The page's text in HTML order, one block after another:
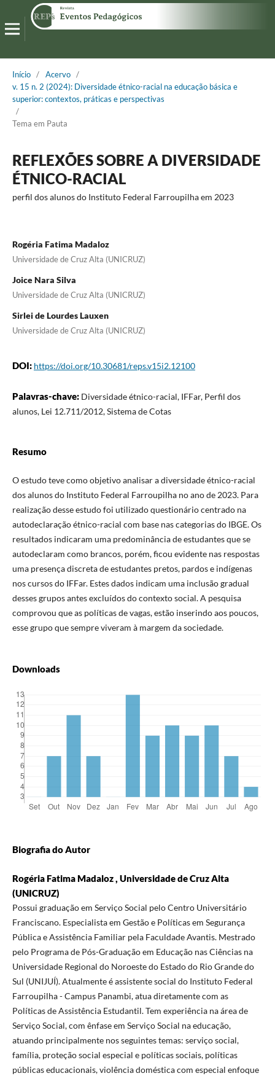
Início / Acervo /
v. 15 n. 2 (2024): Diversidade étnico-racial na educação básica e
superior: contextos, práticas e perspectivas
/
Tema em Pauta
REFLEXÕES SOBRE A DIVERSIDADE
ÉTNICO-RACIAL
perfil dos alunos do Instituto Federal Farroupilha em 2023
Rogéria Fatima Madaloz
Universidade de Cruz Alta (UNICRUZ)
Joice Nara Silva
Universidade de Cruz Alta (UNICRUZ)
Sirlei de Lourdes Lauxen
Universidade de Cruz Alta (UNICRUZ)
DOI: https://doi.org/10.30681/reps.v15i2.12100
Palavras-chave: Diversidade étnico-racial, IFFar, Perfil dos
alunos, Lei 12.711/2012, Sistema de Cotas
Resumo
O estudo teve como objetivo analisar a diversidade étnico-racial
dos alunos do Instituto Federal Farroupilha no ano de 2023. Para
realização desse estudo foi utilizado questionário centrado na
autodeclaração étnico-racial com base nas categorias do IBGE. Os
resultados indicaram uma predominância de estudantes que se
autodeclaram como brancos, porém, ficou evidente nas respostas
uma presença discreta de estudantes pretos, pardos e indígenas
nos cursos do IFFar. Estes dados indicam uma inclusão gradual
desses grupos antes excluídos do contexto social. A pesquisa
comprovou que as políticas de vagas, estão inserindo aos poucos,
esse grupo que sempre viveram à margem da sociedade.
Downloads
Biografia do Autor
Rogéria Fatima Madaloz , Universidade de Cruz Alta
(UNICRUZ)
Possui graduação em Serviço Social pelo Centro Universitário
Franciscano. Especialista em Gestão e Políticas em Segurança
Pública e Assistência Familiar pela Faculdade Avantis. Mestrado
pelo Programa de Pós-Graduação em Educação nas Ciências na
Universidade Regional do Noroeste do Estado do Rio Grande do
Sul (UNIJUÍ). Atualmente é assistente social do Instituto Federal
Farroupilha - Campus Panambi, atua diretamente com as
Políticas de Assistência Estudantil. Tem experiência na área de
Serviço Social, com ênfase em Serviço Social na educação,
atuando principalmente nos seguintes temas: serviço social,
família, proteção social especial e políticas sociais, políticas
públicas educacionais, violência doméstica com especial enfoque